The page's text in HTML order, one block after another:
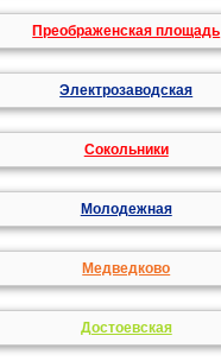
Преображенская площадь
Электрозаводская
Сокольники
Молодежная
Медведково
Достоевская